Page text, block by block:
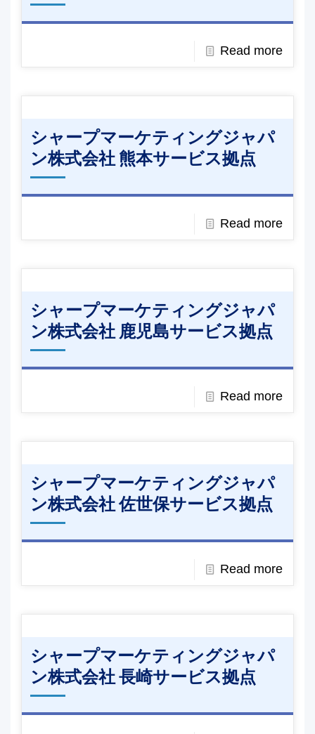
Read more
シャープマーケティングジャパ
ン株式会社 熊本サービス拠点
Read more
シャープマーケティングジャパ
ン株式会社 鹿児島サービス拠点
Read more
シャープマーケティングジャパ
ン株式会社 佐世保サービス拠点
Read more
シャープマーケティングジャパ
ン株式会社 長崎サービス拠点